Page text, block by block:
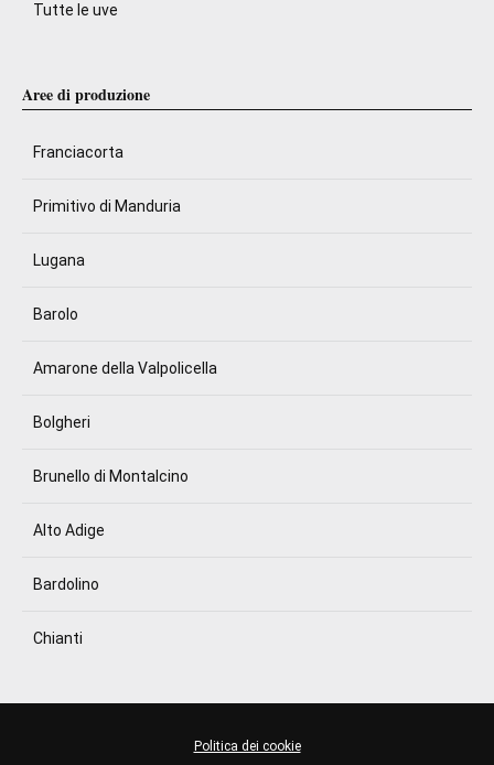
Tutte le uve
Aree di produzione
Franciacorta
Primitivo di Manduria
Lugana
Barolo
Amarone della Valpolicella
Bolgheri
Brunello di Montalcino
Alto Adige
Bardolino
Chianti
Politica dei cookie